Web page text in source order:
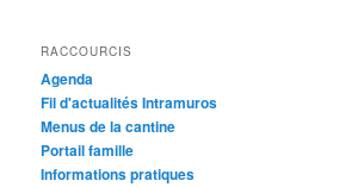
RACCOURCIS
Agenda
Fil d'actualités Intramuros
Menus de la cantine
Portail famille
Informations pratiques